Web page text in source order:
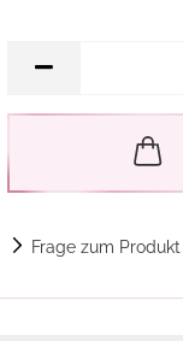
Frage zum Produkt